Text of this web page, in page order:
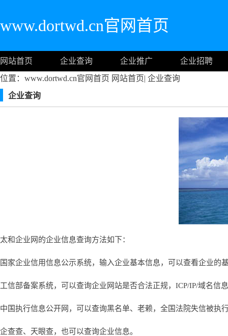
www.dortwd.cn官网首页
网站首页 企业查询 企业推广
企业招聘
位置：www.dortwd.cn官网首页 网站首页| 企业查询
企业查询
太和企业网的企业信息查询方法如下：
国家企业信用信息公示系统，输入企业基本信息，可以查看企业的
工信部备案系统，可以查询企业网站是否合法正规，ICP/IP/域名信
中国执行信息公开网，可以查询黑名单、老赖，全国法院失信被执
企查查、天眼查，也可以查询企业信息。